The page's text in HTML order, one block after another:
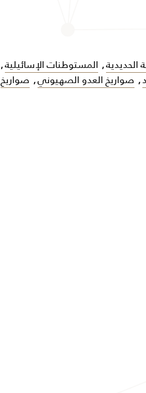
الحديدية, المستوطنات الإسائيلية,
, صواريخ العدو الصهيوني, صواريخ